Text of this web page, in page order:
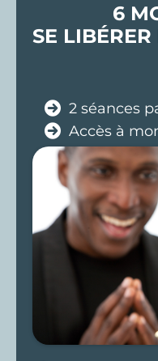
6
SE
2 séances
Accès à